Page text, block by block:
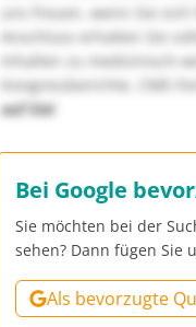
uns freuen, wenn Sie
Anschluss erhalten Sie
Inhalten zu medizinisch-
Kongressberichte, CME-
auf Sie!
Bei Google
Sie möchten bei der
sehen? Dann fügen Sie
Als bevorzugte